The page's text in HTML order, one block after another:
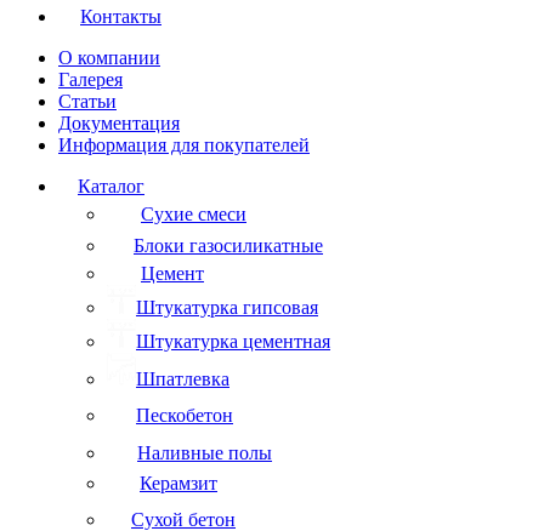
Контакты
О компании
Галерея
Статьи
Документация
Информация для покупателей
Каталог
Сухие смеси
Блоки газосиликатные
Цемент
Штукатурка гипсовая
Штукатурка цементная
Шпатлевка
Пескобетон
Наливные полы
Керамзит
Сухой бетон